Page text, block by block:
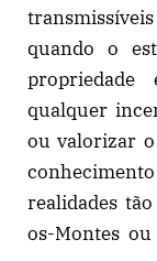
quando o
qualquer
ou valorizar
realidades
os-Montes